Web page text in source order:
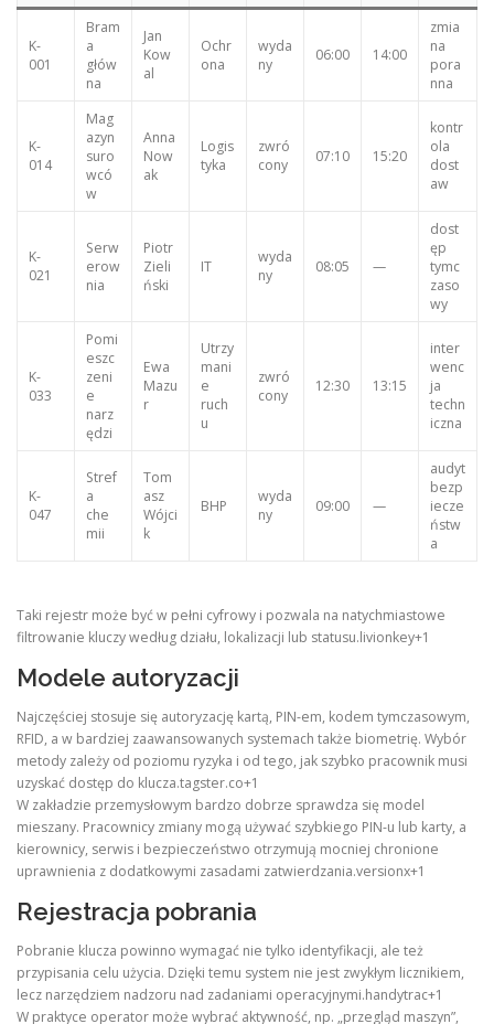
K-
001
Bram
a
głów
na
Jan
Kow
al
Ochr
ona
wyda
ny
06:00 14:00
zmia
na
pora
nna
K-
014
Mag
azyn
suro
wcó
w
Anna
Now
ak
Logis
tyka
zwró
cony
07:10 15:20
kontr
ola
dost
aw
K-
021
Serw
erow
nia
Piotr
Zieli
ński
IT
wyda
ny
08:05 —
dost
ęp
tymc
zaso
wy
K-
033
Pomi
eszc
zeni
e
narz
ędzi
Ewa
Mazu
r
Utrzy
mani
e
ruch
u
zwró
cony
12:30 13:15
inter
wenc
ja
techn
iczna
K-
047
Stref
a
che
mii
Tom
asz
Wójci
k
BHP
wyda
ny
09:00 —
audyt
bezp
iecze
ństw
a
Taki rejestr może być w pełni cyfrowy i pozwala na natychmiastowe
filtrowanie kluczy według działu, lokalizacji lub statusu.livionkey+1
Modele autoryzacji
Najczęściej stosuje się autoryzację kartą, PIN-em, kodem tymczasowym,
RFID, a w bardziej zaawansowanych systemach także biometrię. Wybór
metody zależy od poziomu ryzyka i od tego, jak szybko pracownik musi
uzyskać dostęp do klucza.tagster.co+1
W zakładzie przemysłowym bardzo dobrze sprawdza się model
mieszany. Pracownicy zmiany mogą używać szybkiego PIN-u lub karty, a
kierownicy, serwis i bezpieczeństwo otrzymują mocniej chronione
uprawnienia z dodatkowymi zasadami zatwierdzania.versionx+1
Rejestracja pobrania
Pobranie klucza powinno wymagać nie tylko identyfikacji, ale też
przypisania celu użycia. Dzięki temu system nie jest zwykłym licznikiem,
lecz narzędziem nadzoru nad zadaniami operacyjnymi.handytrac+1
W praktyce operator może wybrać aktywność, np. „przegląd maszyn”,